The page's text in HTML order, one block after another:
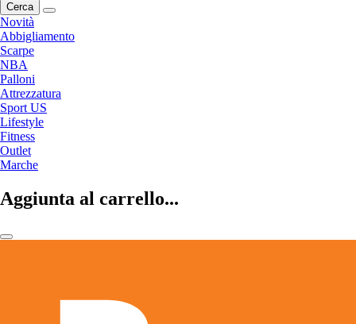
Cerca
Novità
Abbigliamento
Scarpe
NBA
Palloni
Attrezzatura
Sport US
Lifestyle
Fitness
Outlet
Marche
Aggiunta al carrello...